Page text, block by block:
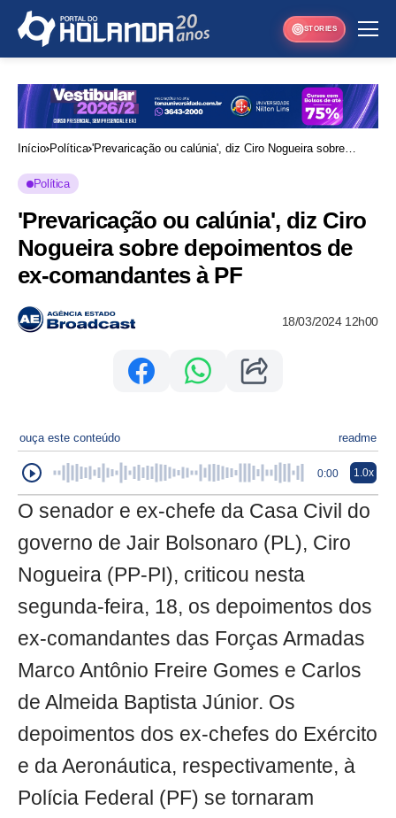
STORIES
Início Política 'Prevaricação ou calúnia', diz Ciro Nogueira sobre
Política
'Prevaricação ou calúnia', diz Ciro
Nogueira sobre depoimentos de
ex-comandantes à PF
18/03/2024 12h00
ouça este conteúdo readme
0:00 1.0x
O senador e ex-chefe da Casa Civil do
governo de Jair Bolsonaro (PL), Ciro
Nogueira (PP-PI), criticou nesta
segunda-feira, 18, os depoimentos dos
ex-comandantes das Forças Armadas
Marco Antônio Freire Gomes e Carlos
de Almeida Baptista Júnior. Os
depoimentos dos ex-chefes do Exército
e da Aeronáutica, respectivamente, à
Polícia Federal (PF) se tornaram